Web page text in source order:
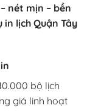
nét mịn – bền
in lịch Quận Tây
bộ lịch
giá linh hoạt